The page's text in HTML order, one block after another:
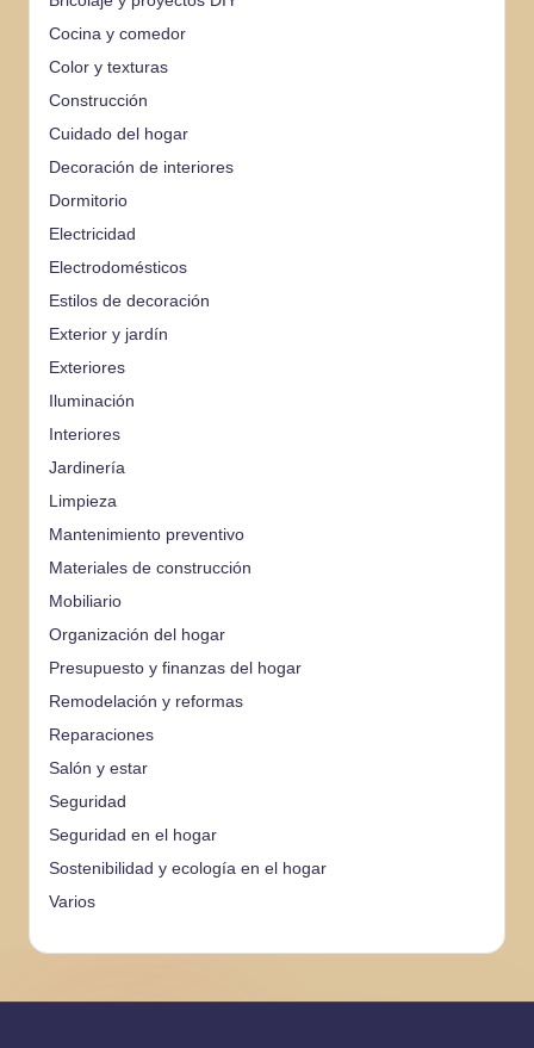
Cocina y comedor
Color y texturas
Construcción
Cuidado del hogar
Decoración de interiores
Dormitorio
Electricidad
Electrodomésticos
Estilos de decoración
Exterior y jardín
Exteriores
Iluminación
Interiores
Jardinería
Limpieza
Mantenimiento preventivo
Materiales de construcción
Mobiliario
Organización del hogar
Presupuesto y finanzas del hogar
Remodelación y reformas
Reparaciones
Salón y estar
Seguridad
Seguridad en el hogar
Sostenibilidad y ecología en el hogar
Varios